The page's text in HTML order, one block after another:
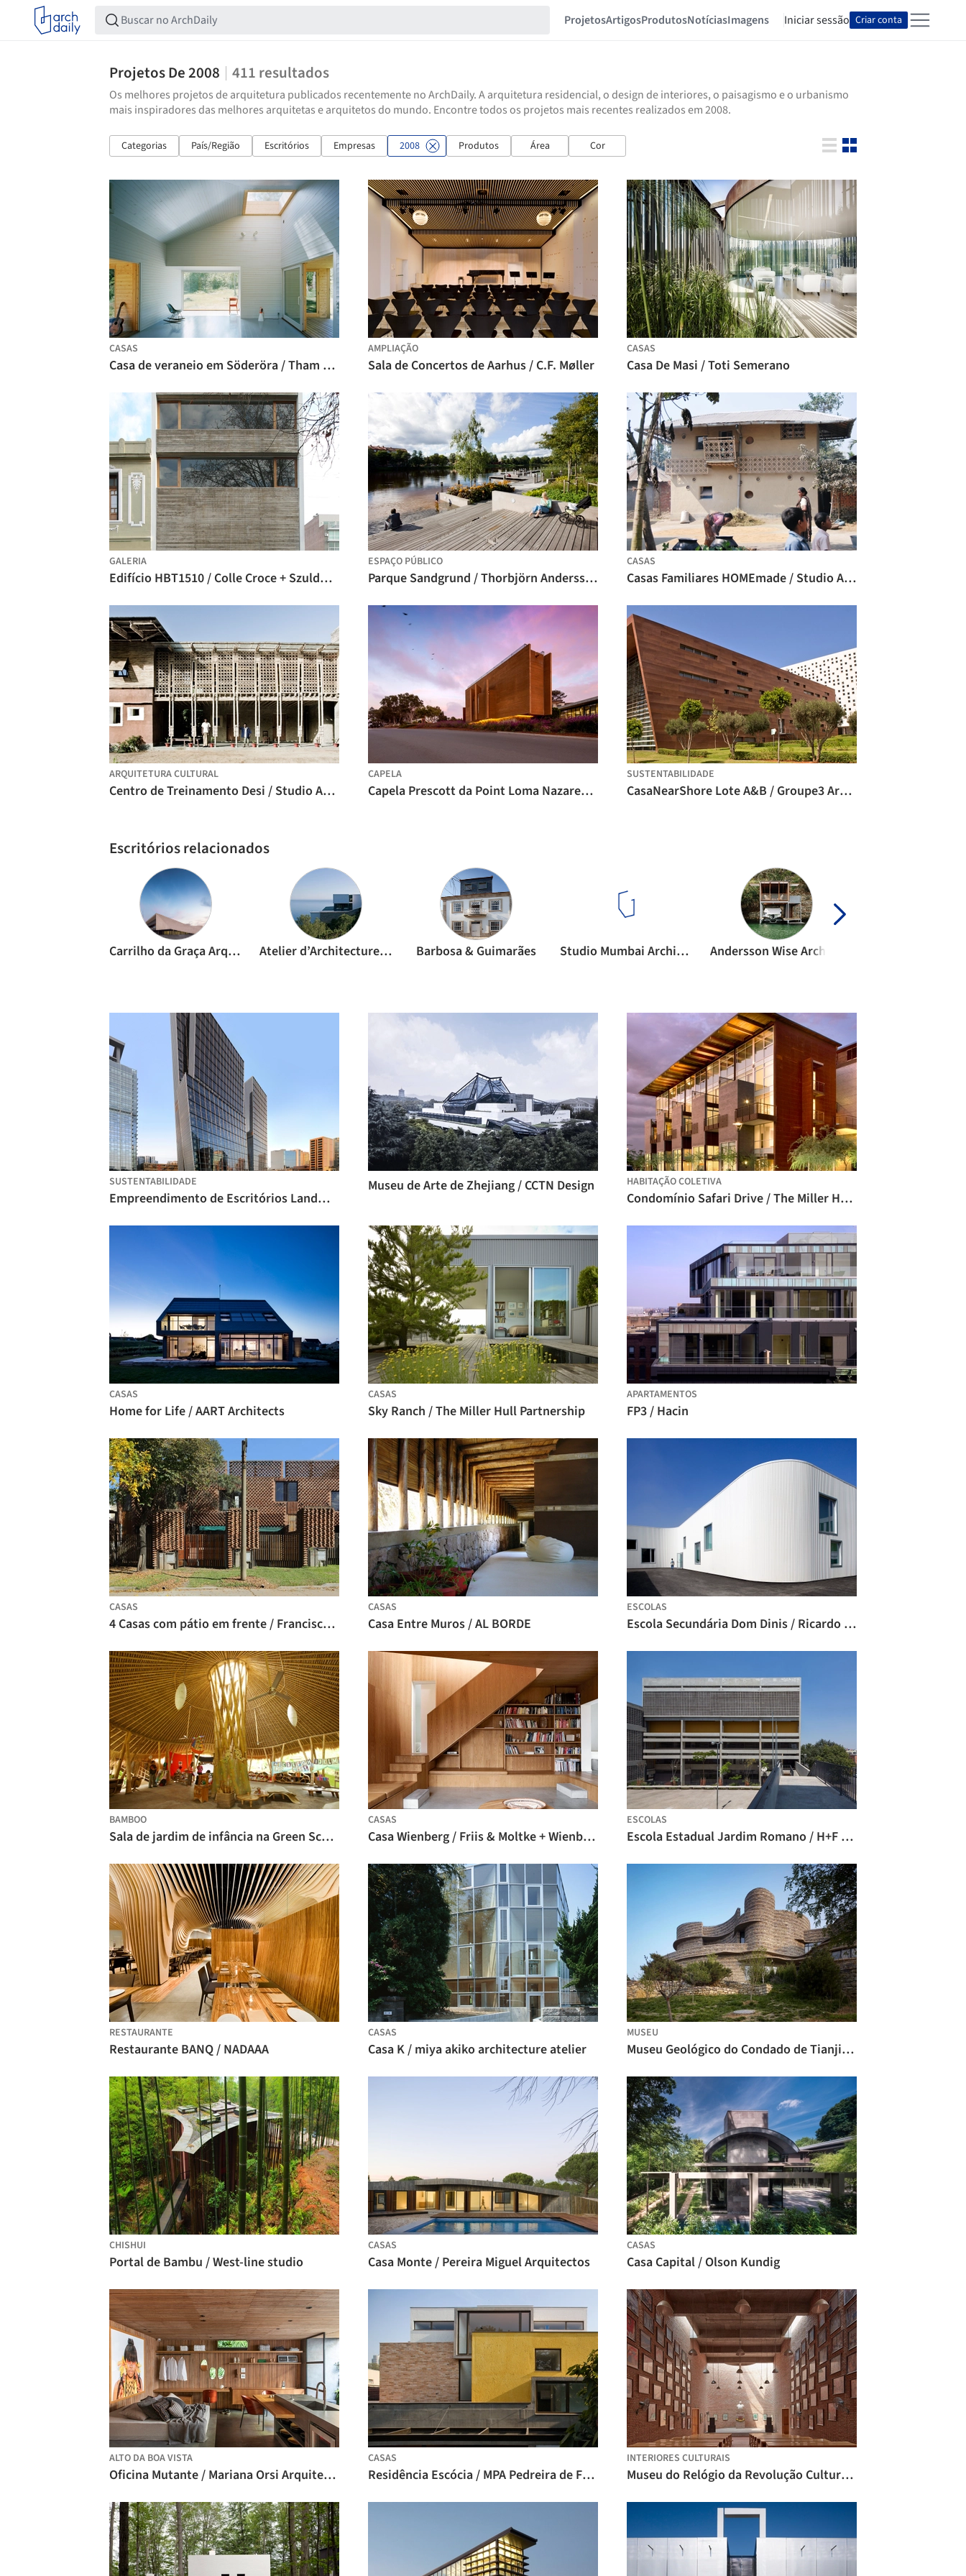
ProjetosArtigosProdutosNotíciasImagens Iniciar sessão Criar conta
Projetos De 2008 411 resultados
Os melhores projetos de arquitetura publicados recentemente no ArchDaily. A arquitetura residencial, o design de interiores, o paisagismo e o urbanismo
mais inspiradores das melhores arquitetas e arquitetos do mundo. Encontre todos os projetos mais recentes realizados em 2008.
Categorias País/Região Escritórios Empresas 2008 Produtos Área Cor
CASAS
Casa de veraneio em Söderöra / Tham & Videgård Arkitekter
AMPLIAÇÃO
Sala de Concertos de Aarhus / C.F. Møller
CASAS
Casa De Masi / Toti Semerano
GALERIA
Edifício HBT1510 / Colle Croce + Szuldman Zambonini Arquitetos + Clusellas O’Connor
ESPAÇO PÚBLICO
Parque Sandgrund / Thorbjörn Andersson + Sweco Architects
CASAS
Casas Familiares HOMEmade / Studio Anna Heringer
ARQUITETURA CULTURAL
Centro de Treinamento Desi / Studio Anna Heringer
CAPELA
Capela Prescott da Point Loma Nazarene University / Carrier Johnson + Culture
SUSTENTABILIDADE
CasaNearShore Lote A&B / Groupe3 Architectes + Omar Aloui + Taoufik El Oufir
Escritórios relacionados
Carrilho da Graça Arquitectos Atelier d’Architecture Bruno Erpicum & Partners Barbosa & Guimarães Studio Mumbai Architects
SUSTENTABILIDADE
Empreendimento de Escritórios Landmark East / Arquitectonica
Museu de Arte de Zhejiang / CCTN Design HABITAÇÃO COLETIVA
Condomínio Safari Drive / The Miller Hull Partnership
CASAS
Home for Life / AART Architects
CASAS
Sky Ranch / The Miller Hull Partnership
APARTAMENTOS
FP3 / Hacin
CASAS
4 Casas com pátio em frente / Francisco Cadau Oficina de Arquitectura
CASAS
Casa Entre Muros / AL BORDE
ESCOLAS
Escola Secundária Dom Dinis / Ricardo Bak Gordon
BAMBOO
Sala de jardim de infância na Green School / IBUKU
CASAS
Casa Wienberg / Friis & Moltke + Wienberg Architects
ESCOLAS
Escola Estadual Jardim Romano / H+F Arquitetos
RESTAURANTE
Restaurante BANQ / NADAAA
CASAS
Casa K / miya akiko architecture atelier
MUSEU
Museu Geológico do Condado de Tianjin Ji / TianJin University Research Institute
CHISHUI
Portal de Bambu / West-line studio
CASAS
Casa Monte / Pereira Miguel Arquitectos
CASAS
Casa Capital / Olson Kundig
ALTO DA BOA VISTA
Oficina Mutante / Mariana Orsi Arquitetura + Design
CASAS
Residência Escócia / MPA Pedreira de Freitas Arquitetos
INTERIORES CULTURAIS
Museu do Relógio da Revolução Cultural / Jiakun Architects